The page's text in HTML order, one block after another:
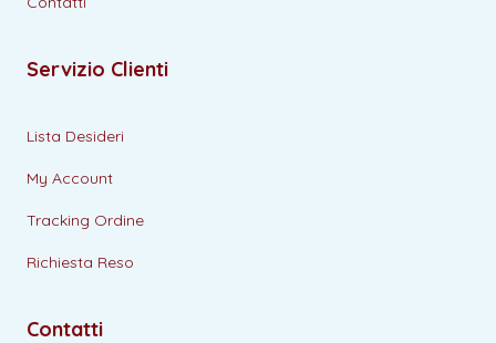
Servizio Clienti
Lista Desideri
My Account
Tracking Ordine
Richiesta Reso
Contatti